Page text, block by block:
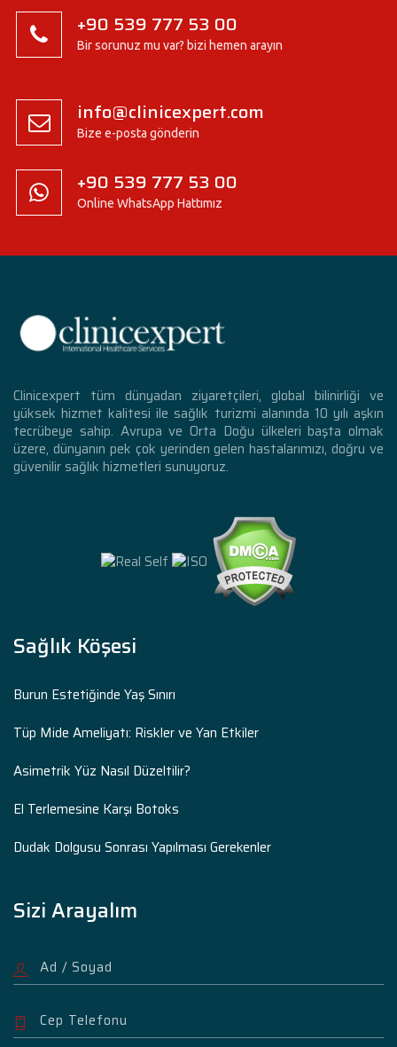
+90 539 777 53 00
Bir sorunuz mu var? bizi hemen arayın
info@clinicexpert.com
Bize e-posta gönderin
+90 539 777 53 00
Online WhatsApp Hattımız
Clinicexpert tüm dünyadan ziyaretçileri, global bilinirliği ve
yüksek hizmet kalitesi ile sağlık turizmi alanında 10 yılı aşkın
tecrübeye sahip. Avrupa ve Orta Doğu ülkeleri başta olmak
üzere, dünyanın pek çok yerinden gelen hastalarımızı, doğru ve
güvenilir sağlık hizmetleri sunuyoruz.
Sağlık Köşesi
Burun Estetiğinde Yaş Sınırı
Tüp Mide Ameliyatı: Riskler ve Yan Etkiler
Asimetrik Yüz Nasıl Düzeltilir?
El Terlemesine Karşı Botoks
Dudak Dolgusu Sonrası Yapılması Gerekenler
Sizi Arayalım